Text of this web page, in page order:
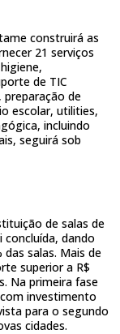
construirá as
21 serviços
de TIC
de
escolar, utilities,
incluindo
seguirá sob
de salas de
dando
salas. Mais de
superior a R$
Na primeira fase
investimento
para o segundo
cidades.